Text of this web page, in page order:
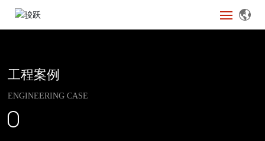
解决方案
工程案例
ENGINEERING CASE